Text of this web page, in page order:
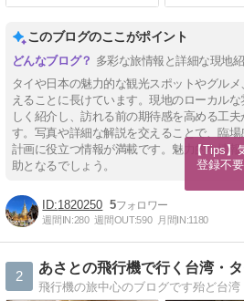
このブログのここがポイント
多彩な旅情報と詳細な現地
タイや日本の魅力的な観光スポットやグル
えることに長けています。現地のローカル
しく紹介し、訪れる前の期待感を高める工
す。写真や詳細な解説を交えることで、臨
計画に役立つ情報が満載です。魅力的な情報
助となるでしょう。
1820250 5
週間IN:280 週間OUT:590 月間IN:1180
2
【Tips
登録不